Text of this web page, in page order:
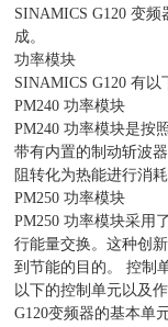
SINAMICS G120 变
成。
功率模块
SINAMICS G120 有
PM240 功率模块
PM240 功率模块是按
带有内置的制动斩波
阻转化为热能进行消耗
PM250 功率模块
PM250 功率模块采用
行能量交换。这种创
到节能的目的。 控制
以下的控制单元以及
G120变频器的基本单